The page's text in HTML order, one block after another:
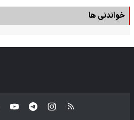
خواندنی ها